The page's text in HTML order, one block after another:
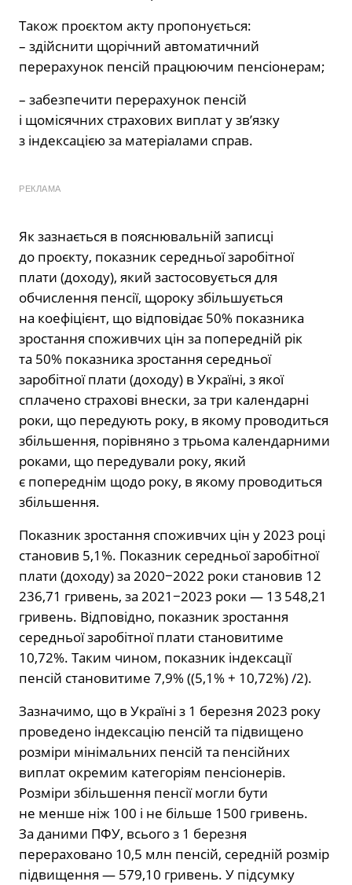
Також проєктом акту пропонується:
– здійснити щорічний автоматичний
перерахунок пенсій працюючим пенсіонерам;
– забезпечити перерахунок пенсій
і щомісячних страхових виплат у зв’язку
з індексацією за матеріалами справ.
РЕКЛАМА
Як зазнається в пояснювальній записці
до проєкту, показник середньої заробітної
плати (доходу), який застосовується для
обчислення пенсії, щороку збільшується
на коефіцієнт, що відповідає 50% показника
зростання споживчих цін за попередній рік
та 50% показника зростання середньої
заробітної плати (доходу) в Україні, з якої
сплачено страхові внески, за три календарні
роки, що передують року, в якому проводиться
збільшення, порівняно з трьома календарними
роками, що передували року, який
є попереднім щодо року, в якому проводиться
збільшення.
Показник зростання споживчих цін у 2023 році
становив 5,1%. Показник середньої заробітної
плати (доходу) за 2020−2022 роки становив 12
236,71 гривень, за 2021−2023 роки — 13 548,21
гривень. Відповідно, показник зростання
середньої заробітної плати становитиме
10,72%. Таким чином, показник індексації
пенсій становитиме 7,9% ((5,1% + 10,72%) /2).
Зазначимо, що в Україні з 1 березня 2023 року
проведено індексацію пенсій та підвищено
розміри мінімальних пенсій та пенсійних
виплат окремим категоріям пенсіонерів.
Розміри збільшення пенсії могли бути
не менше ніж 100 і не більше 1500 гривень.
За даними ПФУ, всього з 1 березня
перераховано 10,5 млн пенсій, середній розмір
підвищення — 579,10 гривень. У підсумку